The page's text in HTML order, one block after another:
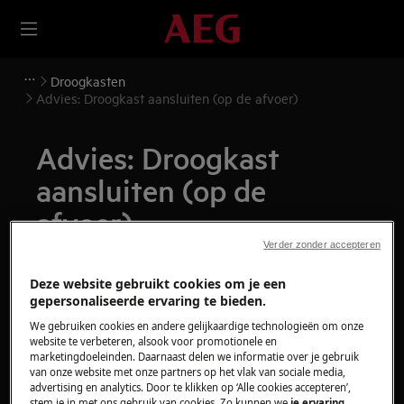
Droogkasten
Advies: Droogkast aansluiten (op de afvoer)
Advies: Droogkast
aansluiten (op de
afvoer)
Aansluiten droogkast op afvoer
Montage instructie afvoerset
Heeft betrekking op
Warmtepomp droogkast
Deze website gebruikt cookies om je een
gepersonaliseerde ervaring te bieden.
We gebruiken cookies en andere gelijkaardige technologieën om onze
website te verbeteren, alsook voor promotionele en
marketingdoeleinden. Daarnaast delen we informatie over je gebruik
van onze website met onze partners op het vlak van sociale media,
advertising en analytics. Door te klikken op ‘Alle cookies accepteren’,
Verder zonder accepteren